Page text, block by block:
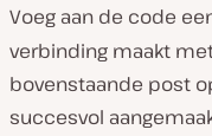
Voeg aan de code
verbinding maakt
bovenstaande post
succesvol